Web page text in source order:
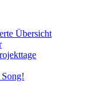
Übersicht
Song!